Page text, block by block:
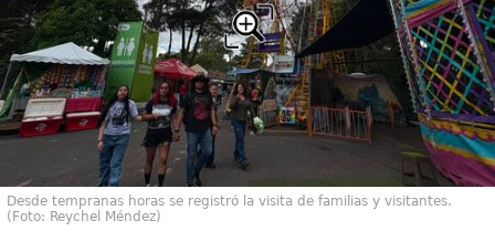
Desde tempranas horas se registró la visita de familias y visitantes.
(Foto: Reychel Méndez)